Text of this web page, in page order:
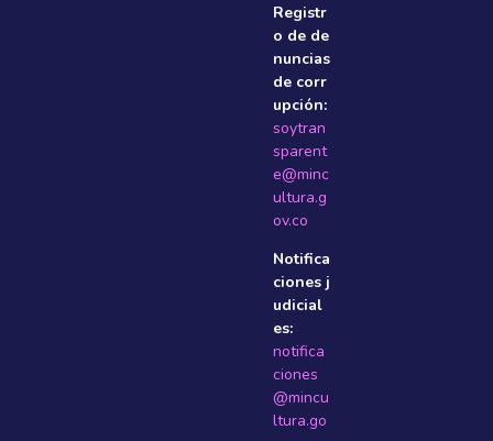
Registr
o de de
nuncias
de corr
upción:
soytran
sparent
e@minc
ultura.g
ov.co
Notifica
ciones j
udicial
es:
notifica
ciones
@mincu
ltura.go